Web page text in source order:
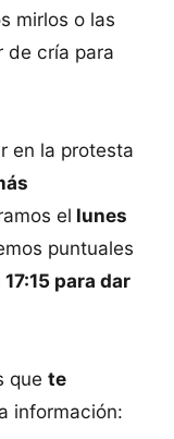
mirlos o las
de cría para
en la protesta
el lunes
puntuales
para dar
que te
información: